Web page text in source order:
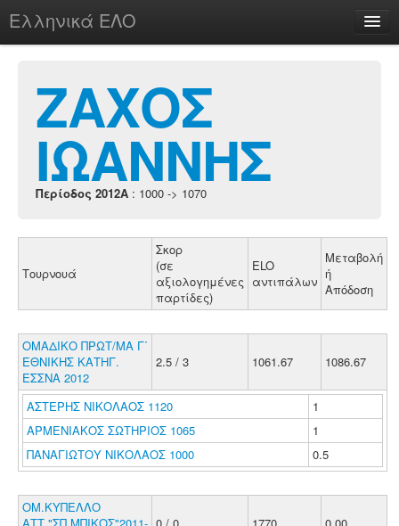
Ελληνικά ΕΛΟ
chesstu.be @ discord
Login
ΖΑΧΟΣ
ΙΩΑΝΝΗΣ
Περίοδος 2012A : 1000 -> 1070
Τουρνουά
Σκορ
(σε
αξιολογημένες
παρτίδες)
ELO
αντιπάλων
Μεταβολή
ή
Απόδοση
ΟΜΑΔΙΚΟ ΠΡΩΤ/ΜΑ Γ΄
ΕΘΝΙΚΗΣ ΚΑΤΗΓ.
ΕΣΣΝΑ 2012
2.5 / 3 1061.67 1086.67
ΑΣΤΕΡΗΣ ΝΙΚΟΛΑΟΣ 1120
1
ΑΡΜΕΝΙΑΚΟΣ ΣΩΤΗΡΙΟΣ 1065
1
ΠΑΝΑΓΙΩΤΟΥ ΝΙΚΟΛΑΟΣ 1000
0.5
ΟΜ.ΚΥΠΕΛΛΟ